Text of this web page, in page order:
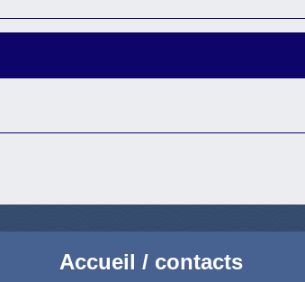
Accueil / contacts